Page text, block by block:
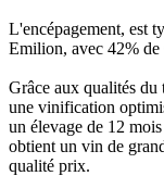
L'encépagement, est
Emilion, avec 42%
Grâce aux qualités du
une vinification
un élevage de 12
obtient un vin de
qualité prix.